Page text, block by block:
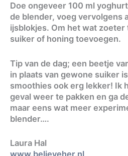
Doe ongeveer 100 ml
de blender, voeg vervolgens
ijsblokjes. Om het wat zoeter
suiker of honing toevoegen.
Tip van de dag; een beetje
in plaats van gewone suiker
smoothies ook erg lekker! Ik
geval weer te pakken en ga
maar eens wat meer
blender….
Laura Hal
www.believeher.nl